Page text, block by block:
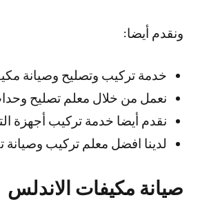
ونقدم أيضا:
خدمة تركيب وتصليح وصيانة
نعمل من خلال معلم تصليح
نقدم أيضا خدمة تركيب أجهزة
لدينا افضل معلم تركيب وصيانة
صيانة مكيفات الاندلس